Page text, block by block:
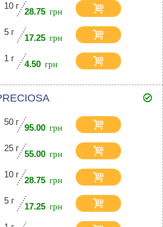
10 г
28.75
5 г
17.25
1 г
4.50
50 г
95.00
25 г
55.00
10 г
28.75
5 г
17.25